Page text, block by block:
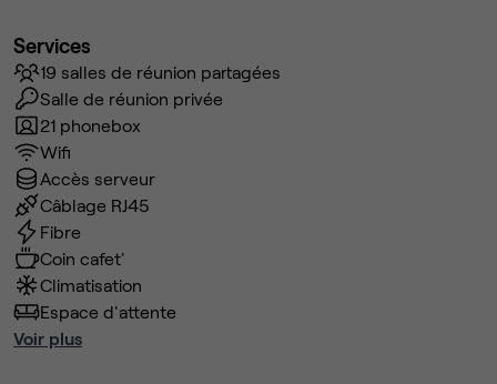
Services
19 salles de réunion partagées
Salle de réunion privée
21 phonebox
Wifi
Accès serveur
Câblage RJ45
Fibre
Coin cafet'
Climatisation
Espace d'attente
Voir plus